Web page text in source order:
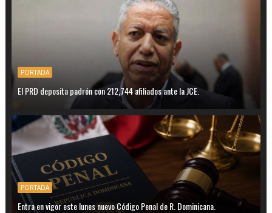
PORTADA
El PRD deposita padrón con 212,744 afiliados ante la JCE.
PORTADA
Entra en vigor este lunes nuevo Código Penal de R. Dominicana.